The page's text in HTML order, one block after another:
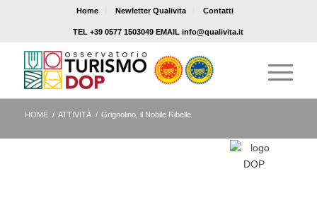
Home Newletter Qualivita Contatti
TEL +39 0577 1503049 EMAIL info@qualivita.it
HOME / ATTIVITÀ / Grignolino, il Nobile Ribelle